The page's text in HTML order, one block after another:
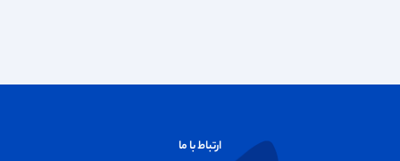
ارتباط با ما